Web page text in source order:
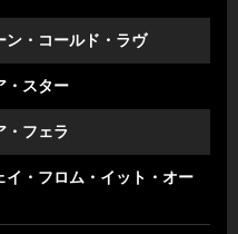
ン・コールド・ラヴ
・スター
・フェラ
イ・フロム・イット・オー